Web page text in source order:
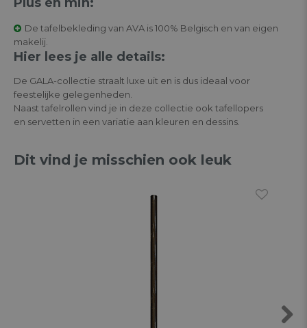
De tafelbekleding van AVA is 100% Belgisch en van eigen
makelij.
Hier lees je alle details:
De GALA-collectie straalt luxe uit en is dus ideaal voor
feestelijke gelegenheden.
Naast tafelrollen vind je in deze collectie ook tafellopers
en servetten in een variatie aan kleuren en dessins.
Dit vind je misschien ook leuk